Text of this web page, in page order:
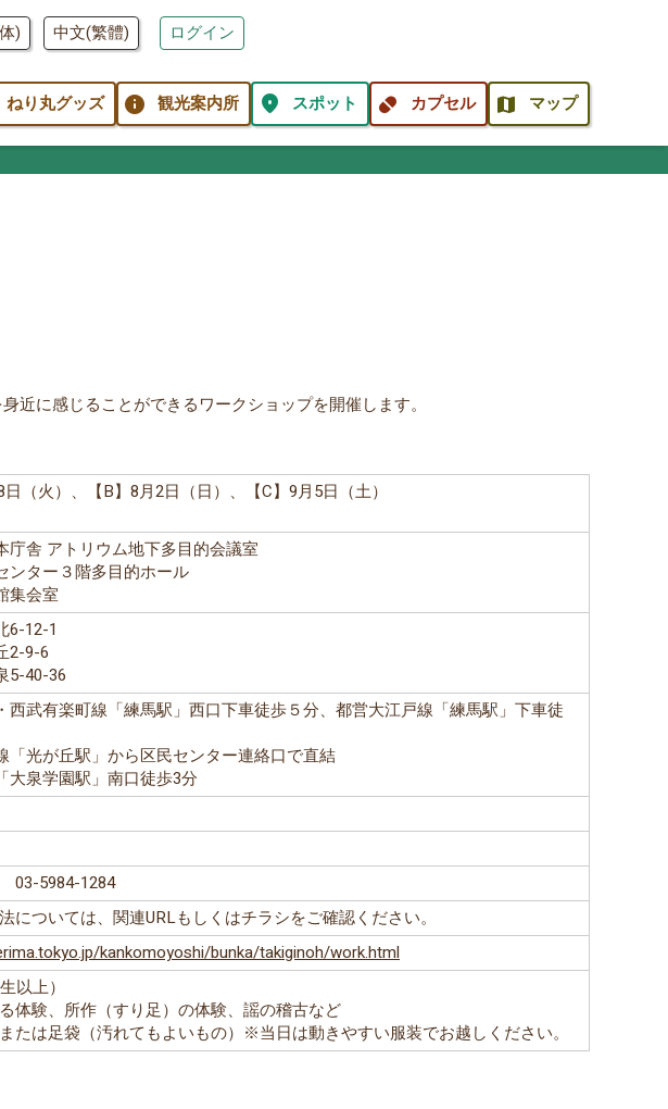
) 中文(繁體) ログイン
ねり丸グッズ info 観光案内所 location_on スポット pill カプセル map マップ
に感じることができるワークショップを開催します。
日（火）、【B】8月2日（日）、【C】9月5日（土）
庁舎 アトリウム地下多目的会議室
ンター３階多目的ホール
集会室
6-12-1
2-9-6
5-40-36
西武有楽町線「練馬駅」西口下車徒歩５分、都営大江戸線「練馬駅」下車徒
「光が丘駅」から区民センター連絡口で直結
大泉学園駅」南口徒歩3分
03-5984-1284
については、関連URLもしくはチラシをご確認ください。
kankomoyoshi/bunka/takiginoh/work.html
以上）
体験、所作（すり足）の体験、謡の稽古など
たは足袋（汚れてもよいもの）※当日は動きやすい服装でお越しください。